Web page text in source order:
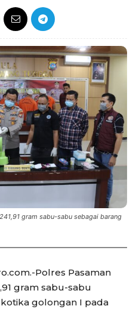
gram sabu-sabu sebagai barang
Polres Pasaman
gram sabu-sabu
golongan I pada